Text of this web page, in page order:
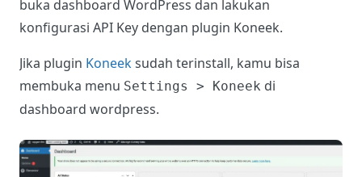
buka dashboard WordPress dan lakukan
konfigurasi API Key dengan plugin Koneek.
Jika plugin Koneeksudah terinstall, kamu bisa
membuka menu Settings > Koneek di
dashboard wordpress.